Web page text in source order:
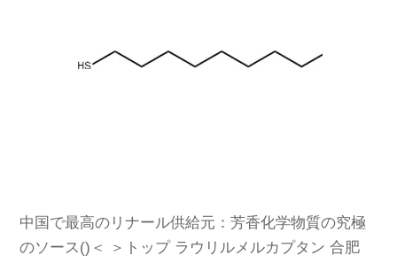
中国で最高のリナール供給元：芳香化学物質の究極
のソース()＜
＞トップ ラウリルメルカプタン 合肥